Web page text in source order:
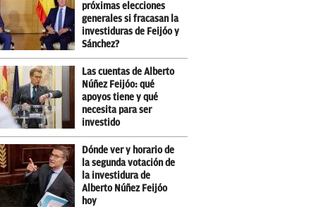
próximas elecciones
generales si fracasan la
investiduras de Feijóo y
Sánchez?
Las cuentas de Alberto
Núñez Feijóo: qué
apoyos tiene y qué
necesita para ser
investido
Dónde ver y horario de
la segunda votación de
la investidura de
Alberto Núñez Feijóo
hoy